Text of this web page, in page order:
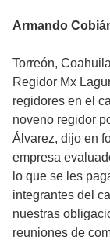
Armando
Torreón,
Regidor Mx
regidores en el
noveno regidor
Álvarez, dijo en
empresa
lo que se les
integrantes del
nuestras
reuniones de